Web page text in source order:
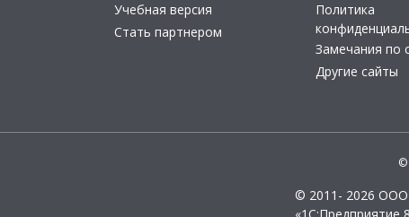
Учебная версия
Стать партнером
Политика
Замечания по
Другие сайты
©
© 2011- 2026